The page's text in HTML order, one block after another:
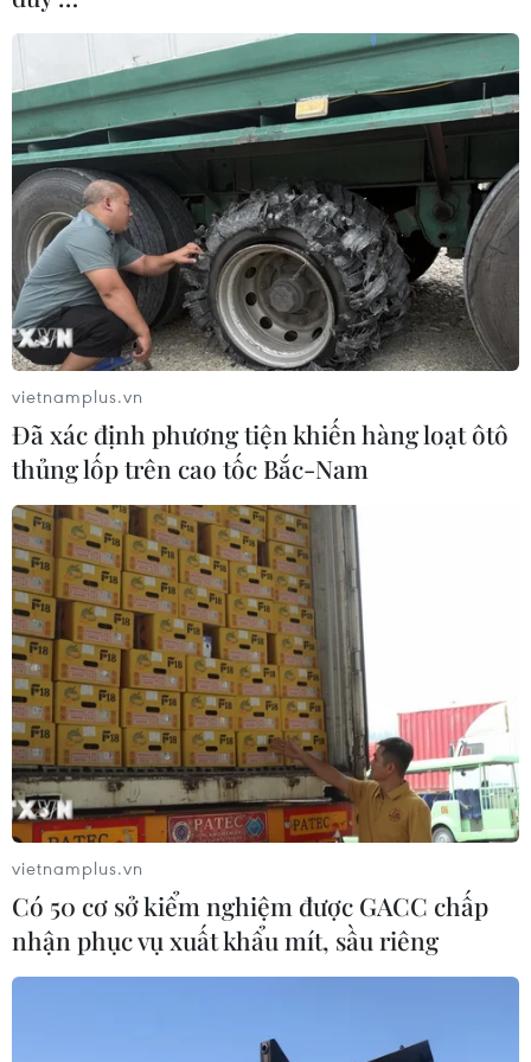
vietnamplus.vn
Đã xác định phương tiện khiến hàng loạt ôtô
thủng lốp trên cao tốc Bắc-Nam
vietnamplus.vn
Có 50 cơ sở kiểm nghiệm được GACC chấp
nhận phục vụ xuất khẩu mít, sầu riêng